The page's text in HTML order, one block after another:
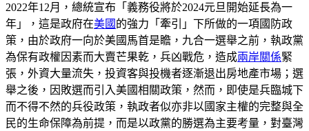
2022年12月，總統宣布「義務役將於2024元旦開始延長為一
年」，這是政府在美國 的強力「牽引」下所做的一項國防政
策，由於政府一向於美國馬首是瞻，九合一選舉之前，執政黨
為保有政權因素而大賣芒果乾，兵凶戰危，造成兩岸關係緊
張，外資大量流失，投資客與投機者逐漸退出房地產市場；選
舉之後，因敗選而引入美國相關政策，然而，即使是兵臨城下
而不得不然的兵役政策，執政者似亦非以國家主權的完整與全
民的生命保障為前提，而是以政黨的勝選為主要考量，對臺灣